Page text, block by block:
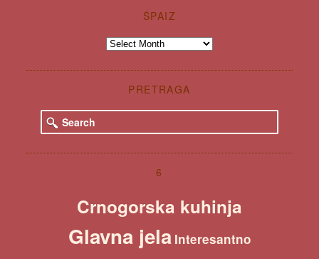
ŠPAIZ
Špaiz
PRETRAGA
e
r
6
Crnogorska kuhinja
Glavna jela Interesantno